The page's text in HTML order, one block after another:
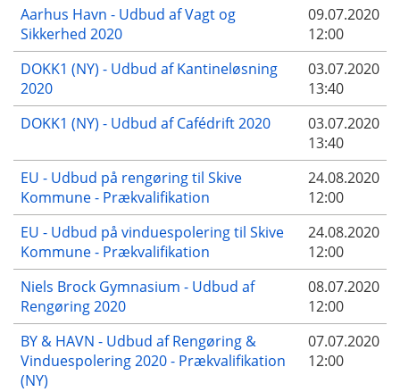
Aarhus Havn - Udbud af Vagt og
Sikkerhed 2020
09.07.2020
12:00
DOKK1 (NY) - Udbud af Kantineløsning
2020
03.07.2020
13:40
DOKK1 (NY) - Udbud af Cafédrift 2020
03.07.2020
13:40
EU - Udbud på rengøring til Skive
Kommune - Prækvalifikation
24.08.2020
12:00
EU - Udbud på vinduespolering til Skive
Kommune - Prækvalifikation
24.08.2020
12:00
Niels Brock Gymnasium - Udbud af
Rengøring 2020
08.07.2020
12:00
BY & HAVN - Udbud af Rengøring &
Vinduespolering 2020 - Prækvalifikation
(NY)
07.07.2020
12:00